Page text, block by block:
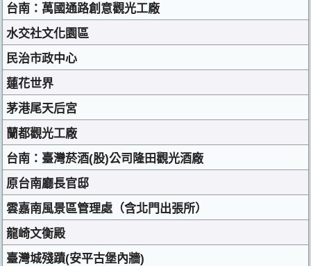
台南：萬國通路創意觀光工廠
水交社文化園區
民治市政中心
蓮花世界
茅港尾天后宮
蘭都觀光工廠
台南：臺灣菸酒(股)公司隆田觀光酒廠
原台南廳長官邸
雲嘉南風景區管理處（含北門出張所）
龍崎文衡殿
臺灣城殘蹟(安平古堡內牆)